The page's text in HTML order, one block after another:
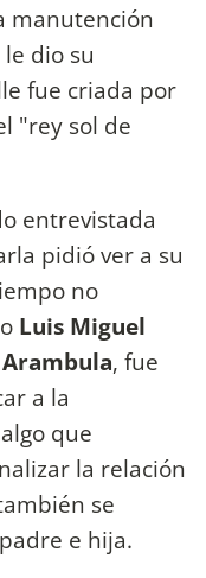
manutención
dio su
fue criada por
"rey sol de
entrevistada
pidió ver a su
no
Luis Miguel
, fue
a la
que
la relación
se
e hija.